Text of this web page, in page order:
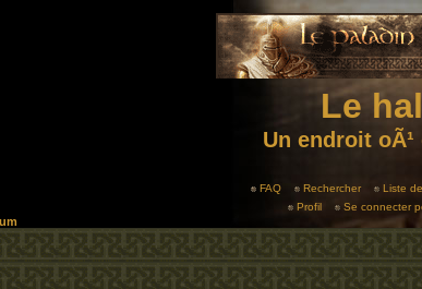
Le
Un endroit
FAQ Rechercher Liste
Profil
Se connecter